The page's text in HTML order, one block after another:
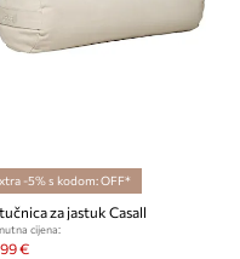
-5% s kodom: OFF*
za jastuk Casall
cijena:
€